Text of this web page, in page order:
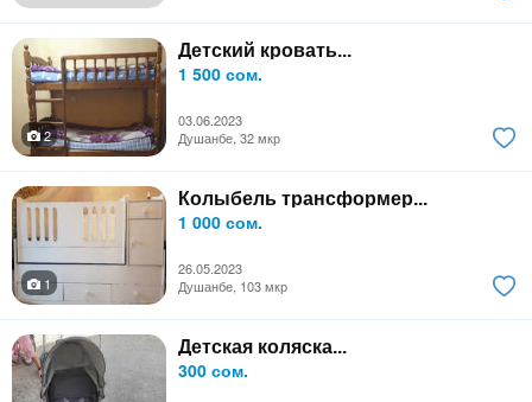
Детский кровать...
1 500 сом.
03.06.2023
2
Душанбе, 32 мкр
Колыбель трансформер...
1 000 сом.
26.05.2023
1
Душанбе, 103 мкр
Детская коляска...
300 сом.